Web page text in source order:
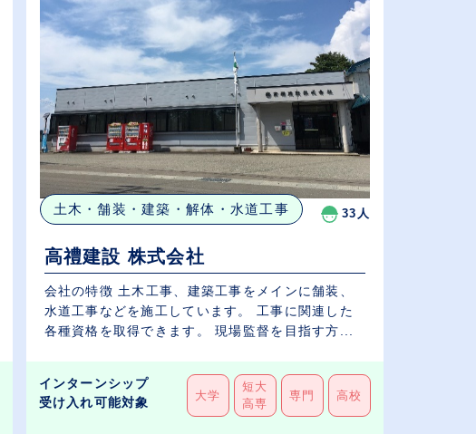
土木・舗装・建築・解体・水道工事 33人
高禮建設 株式会社
会社の特徴 土木工事、建築工事をメインに舗装、
水道工事などを施工しています。 工事に関連した
各種資格を取得できます。 現場監督を目指す方...
インターンシップ
受け入れ可能対象
大学
短大
高専
専門 高校